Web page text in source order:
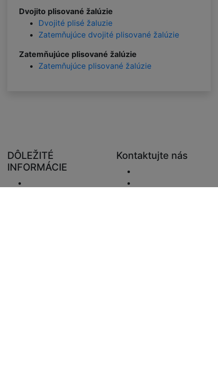
Dvojito plisované žalúzie
Dvojité plisé žaluzie
Zatemňujúce dvojité plisované žalúzie
Zatemňujúce plisované žalúzie
Zatemňujúce plisované žalúzie
DÔLEŽITÉ
INFORMÁCIE
Kontaktujte nás